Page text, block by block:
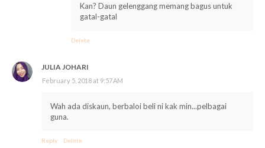
Kan? Daun gelenggang memang bagus untuk
gatal-gatal
Delete
JULIA JOHARI
February 5, 2018 at 9:57 AM
Wah ada diskaun, berbaloi beli ni kak min...pelbagai
guna.
Reply Delete